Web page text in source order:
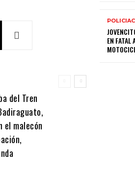
del Tren
el malecón
EN FATAL